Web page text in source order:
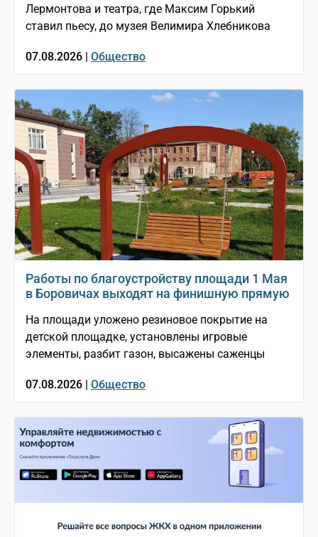
Лермонтова и театра, где Максим Горький
ставил пьесу, до музея Велимира Хлебникова
07.08.2026 | Общество
Работы по благоустройству площади 1 Мая
в Боровичах выходят на финишную прямую
На площади уложено резиновое покрытие на
детской площадке, установлены игровые
элементы, разбит газон, высажены саженцы
07.08.2026 | Общество